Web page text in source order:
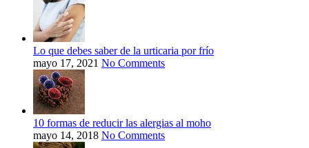
Lo que debes saber de la urticaria por frío
mayo 17, 2021 No Comments
10 formas de reducir las alergias al moho
mayo 14, 2018 No Comments